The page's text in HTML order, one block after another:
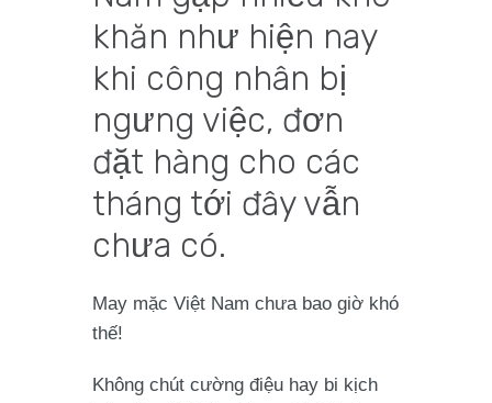
khăn như hiện nay
khi công nhân bị
ngưng việc, đơn
đặt hàng cho các
tháng tới đây vẫn
chưa có.
May mặc Việt Nam chưa bao giờ khó
thế!
Không chút cường điệu hay bi kịch